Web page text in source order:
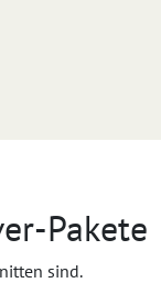
Pakete
sind.